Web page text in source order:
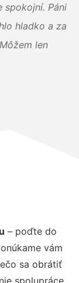
spokojní. Páni
hladko a za
len
– poďte do
vám
sa obrátiť
spolupráce